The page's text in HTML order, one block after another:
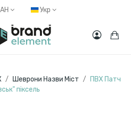
Укр
Шеврони Назви Міст
ПВХ Патч
піксель